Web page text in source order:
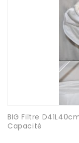
BIG Filtre
Capacité